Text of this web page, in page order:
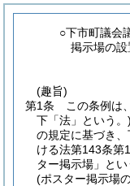
○下市町議会
掲示場の設
(趣旨)
第1条
この条例は
下「法」という。)
の規定に基づき
ける法第143条第
ター掲示場」とい
(ポスター掲示場